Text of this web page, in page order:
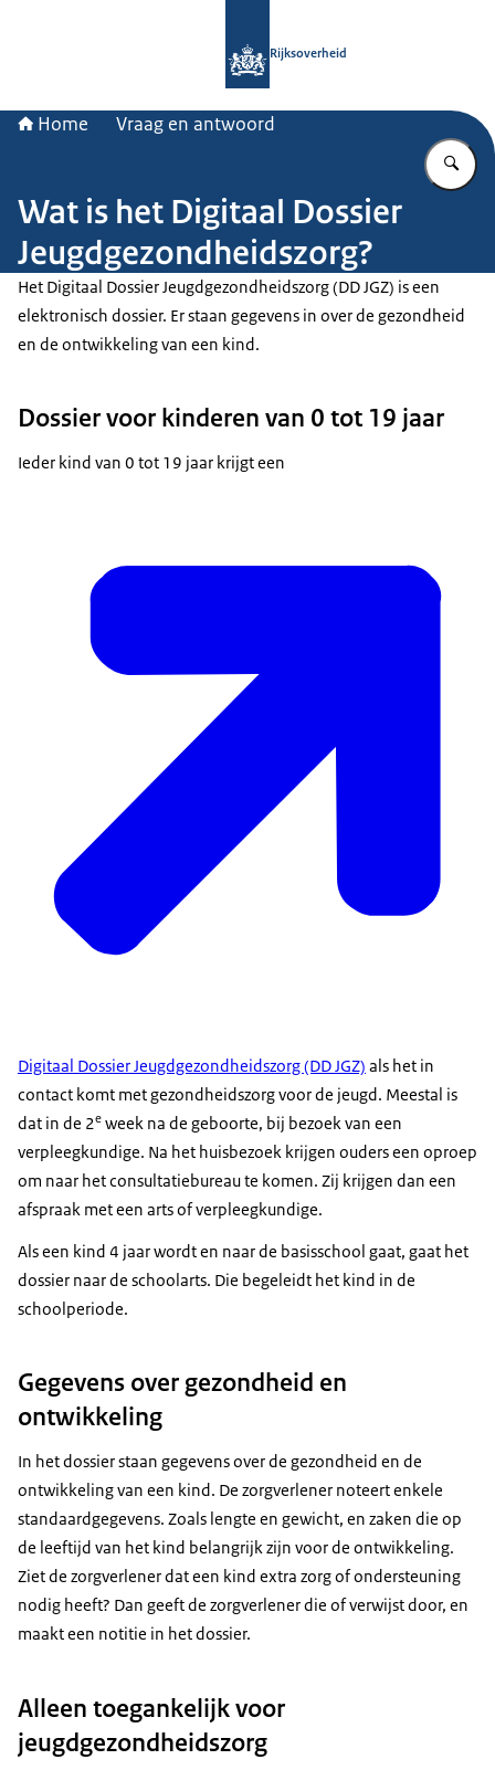
Rijksoverheid
Home Vraag en antwoord
Wat is het Digitaal Dossier
Jeugdgezondheidszorg?
Het Digitaal Dossier Jeugdgezondheidszorg (DD JGZ) is een
elektronisch dossier. Er staan gegevens in over de gezondheid
en de ontwikkeling van een kind.
Dossier voor kinderen van 0 tot 19 jaar
Ieder kind van 0 tot 19 jaar krijgt een
Digitaal Dossier Jeugdgezondheidszorg (DD JGZ) als het in
contact komt met gezondheidszorg voor de jeugd. Meestal is
dat in de 2e week na de geboorte, bij bezoek van een
verpleegkundige. Na het huisbezoek krijgen ouders een oproep
om naar het consultatiebureau te komen. Zij krijgen dan een
afspraak met een arts of verpleegkundige.
Als een kind 4 jaar wordt en naar de basisschool gaat, gaat het
dossier naar de schoolarts. Die begeleidt het kind in de
schoolperiode.
Gegevens over gezondheid en
ontwikkeling
In het dossier staan gegevens over de gezondheid en de
ontwikkeling van een kind. De zorgverlener noteert enkele
standaardgegevens. Zoals lengte en gewicht, en zaken die op
de leeftijd van het kind belangrijk zijn voor de ontwikkeling.
Ziet de zorgverlener dat een kind extra zorg of ondersteuning
nodig heeft? Dan geeft de zorgverlener die of verwijst door, en
maakt een notitie in het dossier.
Alleen toegankelijk voor
jeugdgezondheidszorg